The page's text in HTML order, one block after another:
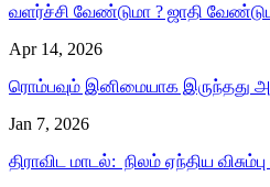
வளர்ச்சி வேண்டுமா ? ஜாதி
Apr 14, 2026
ரொம்பவும் இனிமையாக இருந்தது
Jan 7, 2026
திராவிட மாடல்: நிலம் ஏந்திய